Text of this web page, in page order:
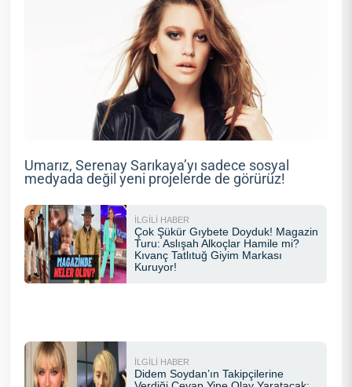
Umarız, Serenay Sarıkaya’yı sadece sosyal
medyada değil yeni projelerde de görürüz!